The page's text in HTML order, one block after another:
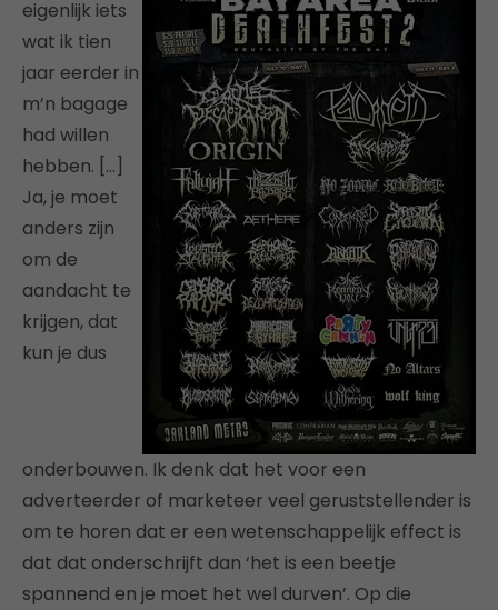
eigenlijk iets
wat ik tien
jaar eerder in
m’n bagage
had willen
hebben. […]
Ja, je moet
anders zijn
om de
aandacht te
krijgen, dat
kun je dus
onderbouwen. Ik denk dat het voor een
adverteerder of marketeer veel geruststellender is
om te horen dat er een wetenschappelijk effect is
dat dat onderschrijft dan ‘het is een beetje
spannend en je moet het wel durven’. Op die